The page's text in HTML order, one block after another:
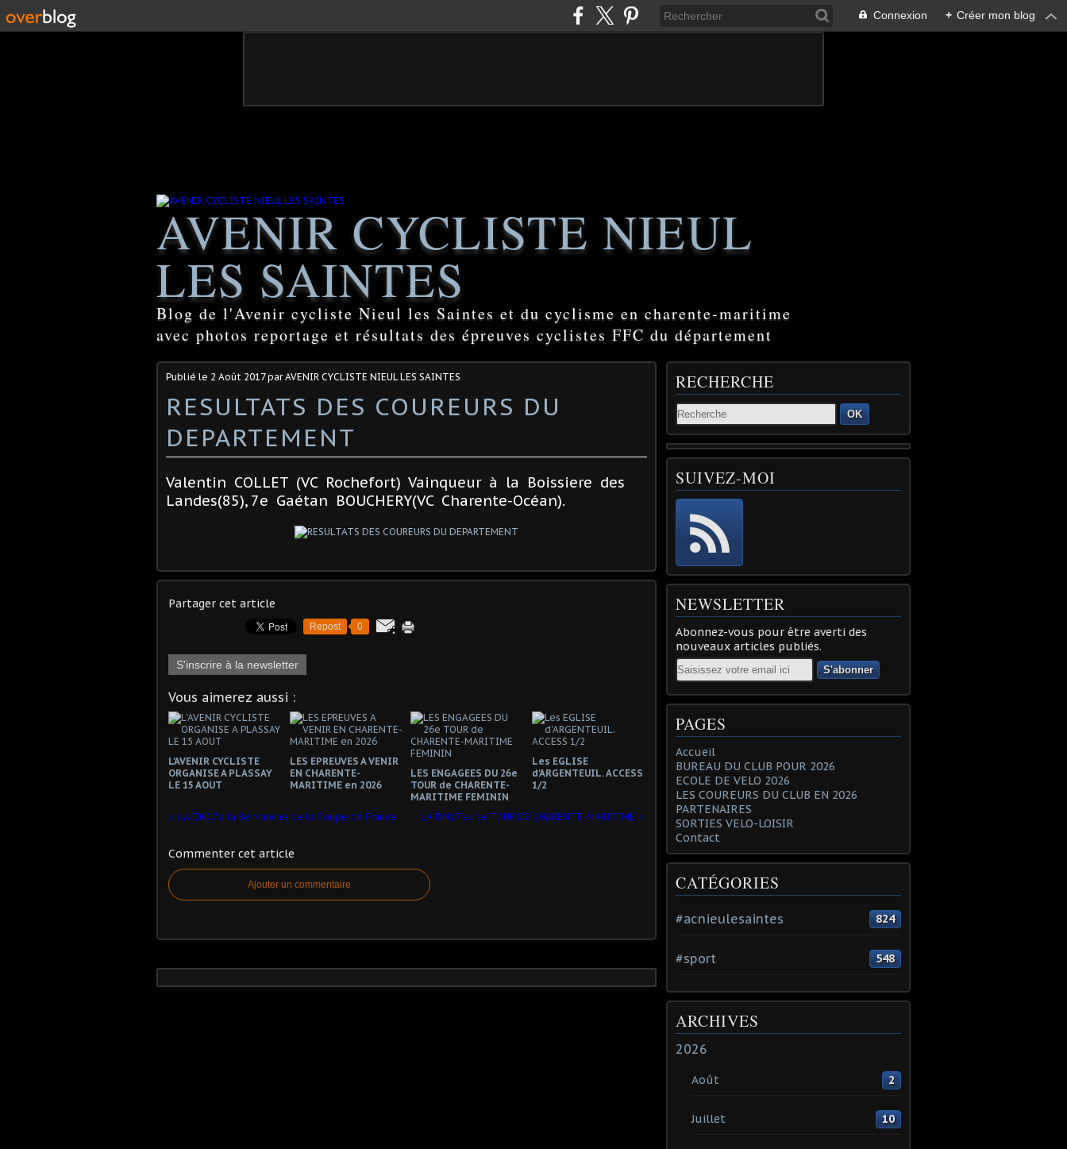
Connexion + Créer mon blog
AVENIR CYCLISTE NIEUL
LES SAINTES
Blog de l'Avenir cycliste Nieul les Saintes et du cyclisme en charente-maritime
avec photos reportage et résultats des épreuves cyclistes FFC du département
Publié le 2 Août 2017par AVENIR CYCLISTE NIEUL LES SAINTES
RESULTATS DES COUREURS DU
DEPARTEMENT
Valentin COLLET (VC Rochefort) Vainqueur à la Boissiere des
Landes(85), 7e Gaétan BOUCHERY(VC Charente-Océan).
Partager cet article
Repost 0
S'inscrire à la newsletter
Vous aimerez aussi :
L'AVENIR CYCLISTE
ORGANISE A PLASSAY
LE 15 AOUT
LES EPREUVES A VENIR
EN CHARENTE-
MARITIME en 2026
LES ENGAGEES DU 26e
TOUR de CHARENTE-
MARITIME FEMININ
Les EGLISE
d'ARGENTEUIL. ACCESS
1/2
LA DN17 à la 8e Manche de la Coupe de France LA DN17 sur le TOUR DE CHARENTE-MARITIME
Commenter cet article
Ajouter un commentaire
RECHERCHE
OK
SUIVEZ-MOI
NEWSLETTER
Abonnez-vous pour être averti des
nouveaux articles publiés.
Email
PAGES
Accueil
BUREAU DU CLUB POUR 2026
ECOLE DE VELO 2026
LES COUREURS DU CLUB EN 2026
PARTENAIRES
SORTIES VELO-LOISIR
Contact
CATÉGORIES
#acnieulesaintes 824
#sport 548
ARCHIVES
2026
Août 2
Juillet 10